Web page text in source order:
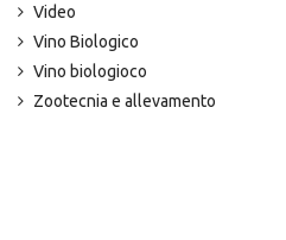
Video
Vino Biologico
Vino biologioco
Zootecnia e allevamento